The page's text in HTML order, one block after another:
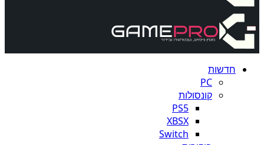
חדשות
PC
קונסולות
PS5
XBSX
Switch